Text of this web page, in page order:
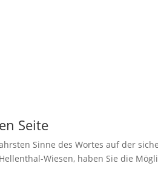
Seite
Sinne des Wortes auf der
Wiesen, haben Sie die